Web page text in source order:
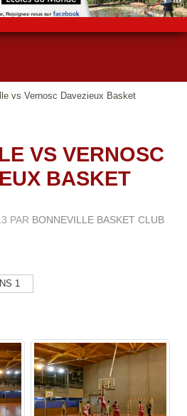
vs Vernosc Davezieux Basket
VS VERNOSC
BASKET
PAR BONNEVILLE BASKET CLUB
1